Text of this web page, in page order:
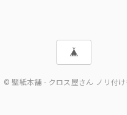
© 壁紙本舗 - クロス屋さん ノリ付け